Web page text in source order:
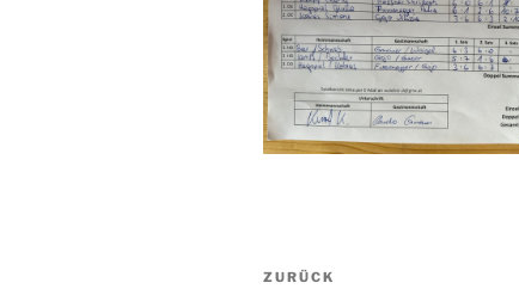
Beitragsnavigation
Vorheriger
ZURÜCK